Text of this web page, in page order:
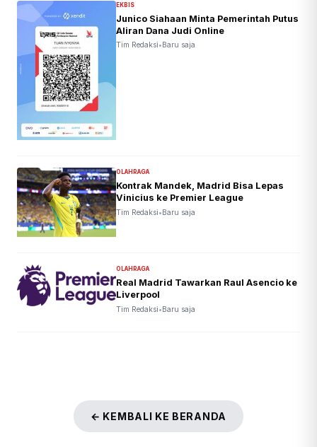
EKBIS
Junico Siahaan Minta Pemerintah Putus
Aliran Dana Judi Online
Tim Redaksi• Baru saja
OLAHRAGA
Kontrak Mandek, Madrid Bisa Lepas
Vinicius ke Premier League
Tim Redaksi• Baru saja
OLAHRAGA
Real Madrid Tawarkan Raul Asencio ke
Liverpool
Tim Redaksi•Baru saja
← KEMBALI KE BERANDA